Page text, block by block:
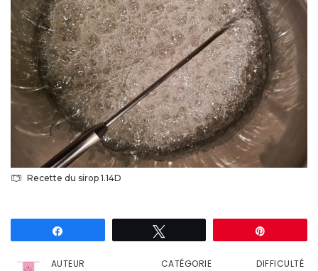
Recette du sirop 1.14D
AUTEUR
CATÉGORIE
DIFFICULTÉ